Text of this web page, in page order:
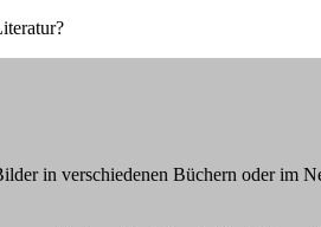
in verschiedenen Büchern oder im